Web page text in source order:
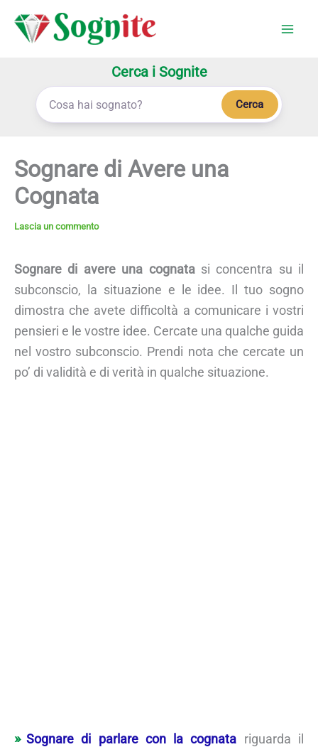
Cerca i Sognite
Cerca
Sognare di Avere una
Cognata
Lascia un commento
Sognare di avere una cognatasi concentra su il
subconscio, la situazione e le idee. Il tuo sogno
dimostra che avete difficoltà a comunicare i vostri
pensieri e le vostre idee. Cercate una qualche guida
nel vostro subconscio. Prendi nota che cercate un
po’ di validità e di verità in qualche situazione.
Sognare di parlare con la cognata riguarda il